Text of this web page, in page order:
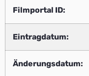
Filmportal ID:
Eintragdatum:
Änderungsdatum: